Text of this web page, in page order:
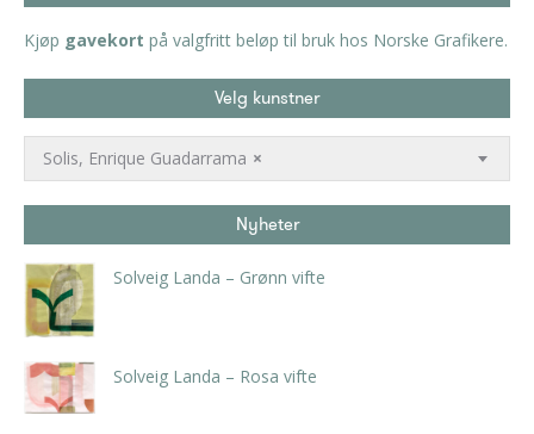
Kjøp gavekort på valgfritt beløp til bruk hos Norske Grafikere.
Velg kunstner
×
Solis, Enrique Guadarrama
Nyheter
Solveig Landa – Grønn vifte
Solveig Landa – Rosa vifte